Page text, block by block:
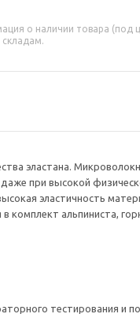
о наличии товара (под
эластана.
при высокой
эластичность
альпиниста,
тестирования и